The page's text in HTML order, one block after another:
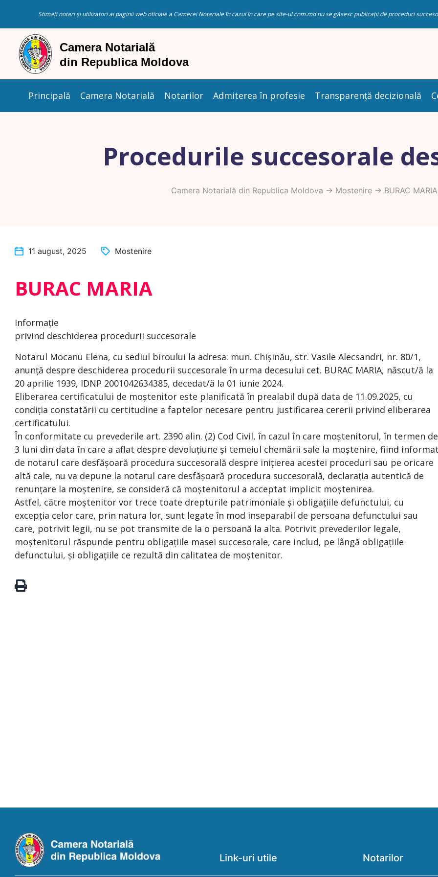
Stimați notari și utilizatori ai paginii web oficiale a Camerei Notariale în cazul în care pe site-ul cnm.md nu se găsesc publicații de proceduri
Principală Camera Notarială Notarilor Admiterea în profesie Transparență decizională
Procedurile succesorale
Camera Notarială din Republica Moldova -> Mostenire-> BURAC MARIA
11 august, 2025 Mostenire
BURAC MARIA
Informație
privind deschiderea procedurii succesorale
Notarul Mocanu Elena, cu sediul biroului la adresa: mun. Chișinău, str. Vasile Alecsandri, nr. 80/1,
anunță despre deschiderea procedurii succesorale în urma decesului cet. BURAC MARIA, născut/ă la
20 aprilie 1939, IDNP 2001042634385, decedat/ă la 01 iunie 2024.
Eliberarea certificatului de moștenitor este planificată în prealabil după data de 11.09.2025, cu
condiția constatării cu certitudine a faptelor necesare pentru justificarea cererii privind eliberarea
certificatului.
În conformitate cu prevederile art. 2390 alin. (2) Cod Civil, în cazul în care moștenitorul, în termen de
3 luni din data în care a aflat despre devoluțiune și temeiul chemării sale la moștenire, fiind informat
de notarul care desfășoară procedura succesorală despre inițierea acestei proceduri sau pe oricare
altă cale, nu va depune la notarul care desfășoară procedura succesorală, declarația autentică de
renunțare la moștenire, se consideră că moștenitorul a acceptat implicit moștenirea.
Astfel, către moștenitor vor trece toate drepturile patrimoniale și obligațiile defunctului, cu
excepția celor care, prin natura lor, sunt legate în mod inseparabil de persoana defunctului sau
care, potrivit legii, nu se pot transmite de la o persoană la alta. Potrivit prevederilor legale,
moștenitorul răspunde pentru obligațiile masei succesorale, care includ, pe lângă obligațiile
defunctului, și obligațiile ce rezultă din calitatea de moștenitor.
Link-uri utile Notarilor